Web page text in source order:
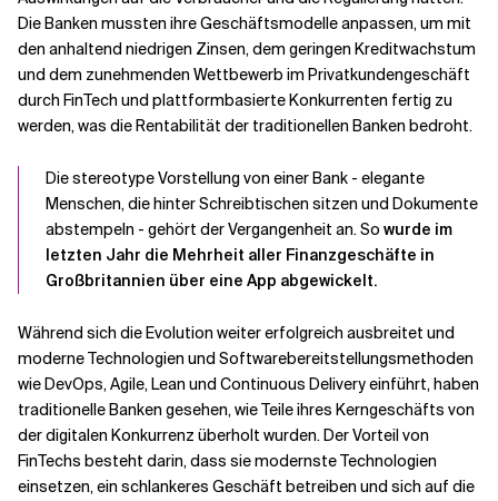
Die Banken mussten ihre Geschäftsmodelle anpassen, um mit
den anhaltend niedrigen Zinsen, dem geringen Kreditwachstum
und dem zunehmenden Wettbewerb im Privatkundengeschäft
durch FinTech und plattformbasierte Konkurrenten fertig zu
werden, was die Rentabilität der traditionellen Banken bedroht.
Die stereotype Vorstellung von einer Bank - elegante
Menschen, die hinter Schreibtischen sitzen und Dokumente
abstempeln - gehört der Vergangenheit an. So wurde im
letzten Jahr die Mehrheit aller Finanzgeschäfte in
Großbritannien über eine App abgewickelt.
Während sich die Evolution weiter erfolgreich ausbreitet und
moderne Technologien und Softwarebereitstellungsmethoden
wie DevOps, Agile, Lean und Continuous Delivery einführt, haben
traditionelle Banken gesehen, wie Teile ihres Kerngeschäfts von
der digitalen Konkurrenz überholt wurden. Der Vorteil von
FinTechs besteht darin, dass sie modernste Technologien
einsetzen, ein schlankeres Geschäft betreiben und sich auf die